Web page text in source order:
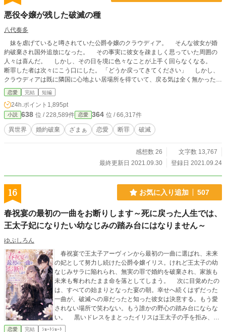
悪役令嬢が残した破滅の種
八代奏多
妹を虐げていると噂されていた公爵令嬢のクラウディア。 そんな彼女が婚
約破棄され国外追放になった。 その事実に彼女を疎ましく思っていた周囲の
人々は喜んだ。 しかし、その日を境に色々なことが上手く回らなくなる。
断罪した者は次々にこう口にした。 「どうか戻ってきてください」 しかし、
クラウディアは既に隣国に心地よい居場所を得ていて、戻る気は全く無かった。
何も知らずに私欲のまま断罪した者達が、破滅へと向かうお話し。 ※小説家
になろう様でも連載中です。 9/27 HOTランキング1位、日間小説ランキング3
位に掲載されました。ありがとうございます。
恋愛 完結 短編
24h.ポイント 1,895pt
小説 638 位 / 228,589件 恋愛 364 位 / 66,317件
異世界 婚約破棄 ざまぁ 恋愛 断罪 破滅
感想数 26
文字数 13,767
最終更新日 2021.09.30
登録日 2021.09.24
16 お気に入り追加 507
春祝宴の最初の一曲をお断りします～死に戻った人生では、
王太子妃になりたい幼なじみの踏み台にはなりません～
ゆぷしろん
春祝宴で王太子アーヴィンから最初の一曲に選ばれ、未来
の妃として努力し続けた公爵令嬢イリス。けれど王太子の幼
なじみサラに陥れられ、無実の罪で婚約を破棄され、家族も
未来も奪われたまま命を落としてしまう。 次に目覚めたの
は、すべての始まりとなった宴の朝。幸せへ続くはずだった
一曲が、破滅への扉だったと知った彼女は決意する。もう愛
されない場所で笑わない。もう誰かの野心の踏み台にならな
い。 黒いドレスをまとったイリスは王太子の手を拒み、前
世でただ一人自分を信じてくれたギルバートと共に、サラと
恋愛 完結 ｼｮｰﾄｼｮｰﾄ